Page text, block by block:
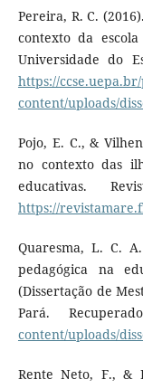
Pereira, R. C.
contexto da
Universidade do
https://
content/uploads/
Pojo, E. C., &
no contexto das
educativas.
https://
Quaresma, L. C.
pedagógica na
(Dissertação de
Pará.
content/uploads/
Rente Neto, F., &